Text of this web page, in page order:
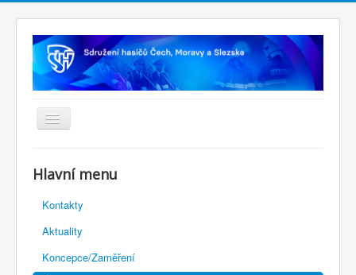
Rejstřík sportu
Novelizace Stanov SH ČMS
Plán činnosti 2026
Kalendář akcí
Hlavní menu
Kontakty
Aktuality
Koncepce/Zaměření